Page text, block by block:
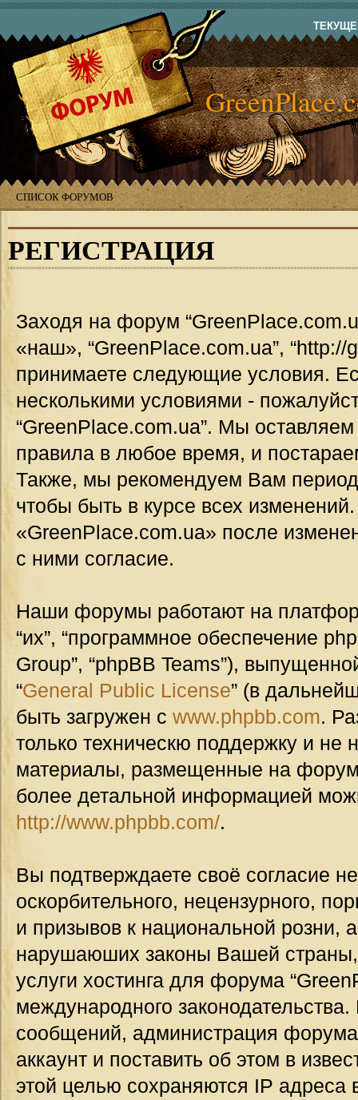
СПИСОК ФОРУМОВ
РЕГИСТРАЦИЯ
Заходя на форум
«наш», “GreenPlace.com.ua”,
принимаете следующие условия.
несколькими условиями -
“GreenPlace.com.ua”. Мы
правила в любое время, и
Также, мы рекомендуем Вам
чтобы быть в курсе всех
«GreenPlace.com.ua» после
с ними согласие.
Наши форумы работают на
“их”, “программное обеспечение
Group”, “phpBB Teams”),
“General Public License” (в
быть загружен с www.phpbb.com.
только техническю поддержку и не
материалы, размещенные на
более детальной информацией
http://www.phpbb.com/.
Вы подтверждаете своё согласие
оскорбительного, нецензурного,
и призывов к национальной розни,
нарушаюших законы Вашей страны,
услуги хостинга для форума
международного
сообщений, администрация
аккаунт и поставить об этом в
этой целью сохраняются IP